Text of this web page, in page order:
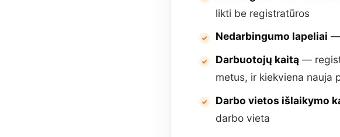
likti be registratūros
Nedarbingumo lapeliai —
Darbuotojų kaitą —
metus, ir kiekviena nauja
Darbo vietos išlaikymo
darbo vieta